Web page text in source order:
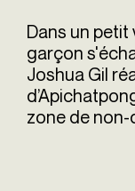
Dans un petit
garçon
Joshua Gil
zone de